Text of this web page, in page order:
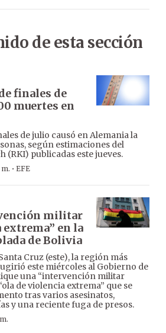
de esta sección
finales de
muertes en
de julio causó en Alemania la
según estimaciones del
(RKI) publicadas este jueves.
· EFE
militar
en la
de Bolivia
Cruz (este), la región más
este miércoles al Gobierno de
una “intervención militar
de violencia extrema” que se
tras varios asesinatos,
y una reciente fuga de presos.